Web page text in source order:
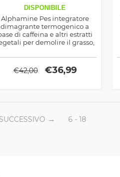
DISPONIBILE
Alphamine Pes integratore
dimagrante termogenico a
di caffeina e altri estratti
per demolire il grasso,
una dieta ipocalorica
€42,00 €36,99
SUCCESSIVO 6 - 18